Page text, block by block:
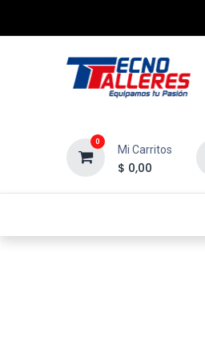
0
Mi Carritos
$ 0,00